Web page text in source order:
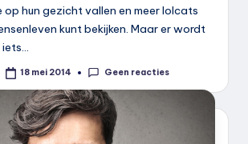
op hun gezicht vallen en meer lolcats
kunt bekijken. Maar er wordt
iets…
18 mei 2014 Geen reacties